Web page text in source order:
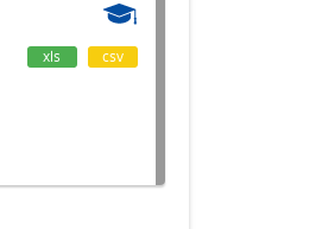
xls csv